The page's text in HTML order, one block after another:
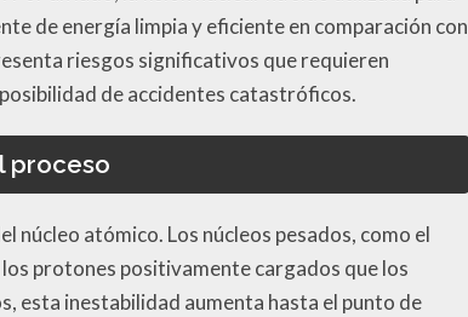
de energía limpia y eficiente en comparación con
riesgos significativos que requieren
de accidentes catastróficos.
proceso
núcleo atómico. Los núcleos pesados, como el
protones positivamente cargados que los
esta inestabilidad aumenta hasta el punto de